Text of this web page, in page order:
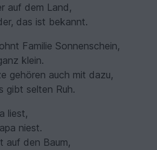
auf dem Land,
das ist bekannt.
Familie Sonnenschein,
klein.
gehören auch mit dazu,
gibt selten Ruh.
liest,
niest.
auf den Baum,